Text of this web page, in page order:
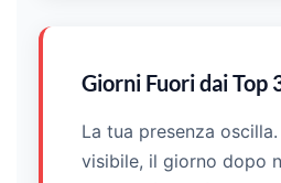
Giorni Fuori dai Top
La tua presenza
visibile, il giorno dopo